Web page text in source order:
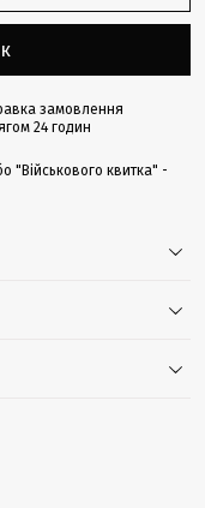
замовлення
24 годин
"Військового квитка" -